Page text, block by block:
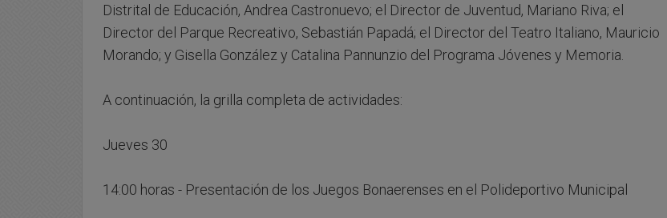
Distrital de Educación, Andrea Castronuevo; el Director de Juventud, Mariano Riva; el
Director del Parque Recreativo, Sebastián Papadá; el Director del Teatro Italiano, Mauricio
Morando; y Gisella González y Catalina Pannunzio del Programa Jóvenes y Memoria.
A continuación, la grilla completa de actividades:
Jueves 30
14:00 horas - Presentación de los Juegos Bonaerenses en el Polideportivo Municipal